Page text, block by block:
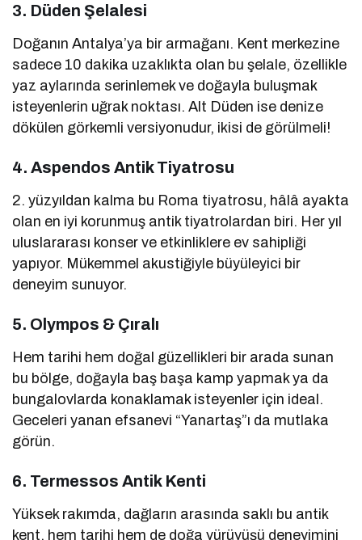
3. Düden Şelalesi
Doğanın Antalya’ya bir armağanı. Kent merkezine
sadece 10 dakika uzaklıkta olan bu şelale, özellikle
yaz aylarında serinlemek ve doğayla buluşmak
isteyenlerin uğrak noktası. Alt Düden ise denize
dökülen görkemli versiyonudur, ikisi de görülmeli!
4. Aspendos Antik Tiyatrosu
2. yüzyıldan kalma bu Roma tiyatrosu, hâlâ ayakta
olan en iyi korunmuş antik tiyatrolardan biri. Her yıl
uluslararası konser ve etkinliklere ev sahipliği
yapıyor. Mükemmel akustiğiyle büyüleyici bir
deneyim sunuyor.
5. Olympos & Çıralı
Hem tarihi hem doğal güzellikleri bir arada sunan
bu bölge, doğayla baş başa kamp yapmak ya da
bungalovlarda konaklamak isteyenler için ideal.
Geceleri yanan efsanevi “Yanartaş”ı da mutlaka
görün.
6. Termessos Antik Kenti
Yüksek rakımda, dağların arasında saklı bu antik
kent, hem tarihi hem de doğa yürüyüşü deneyimini